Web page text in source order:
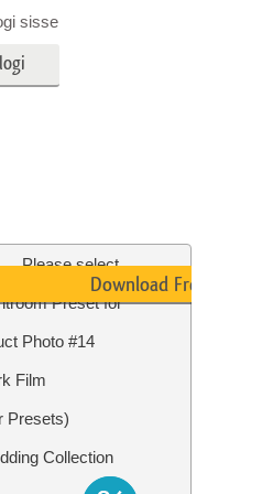
sisse
Please select
Preset for
Photo #14
Film
Presets)
Collection
Download Free